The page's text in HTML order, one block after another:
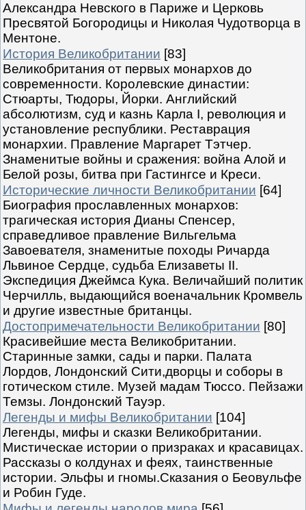
Александра Невского в Париже и Церковь
Пресвятой Богородицы и Николая Чудотворца в
Ментоне.
История Великобритании [83]
Великобритания от первых монархов до
современности. Королевские династии:
Стюарты, Тюдоры, Йорки. Английский
абсолютизм, суд и казнь Карла I, революция и
установление республики. Реставрация
монархии. Правление Маргарет Тэтчер.
Знаменитые войны и сражения: война Алой и
Белой розы, битва при Гастингсе и Креси.
Исторические личности Великобритании [64]
Биография прославленных монархов:
трагическая история Дианы Спенсер,
справедливое правление Вильгельма
Завоевателя, знаменитые походы Ричарда
Львиное Сердце, судьба Елизаветы II.
Экспедиция Джеймса Кука. Величайший политик
Черчилль, выдающийся военачальник Кромвель
и другие известные британцы.
Достопримечательности Великобритании [80]
Красивейшие места Великобритании.
Старинные замки, сады и парки. Палата
Лордов, Лондонский Сити,дворцы и соборы в
готическом стиле. Музей мадам Тюссо. Пейзажи
Темзы. Лондонский Тауэр.
Легенды и мифы Великобритании [104]
Легенды, мифы и сказки Великобритании.
Мистическае истории о призраках и красавицах.
Рассказы о колдунах и феях, таинственные
истории. Эльфы и гномы.Сказания о Беовульфе
и Робин Гуде.